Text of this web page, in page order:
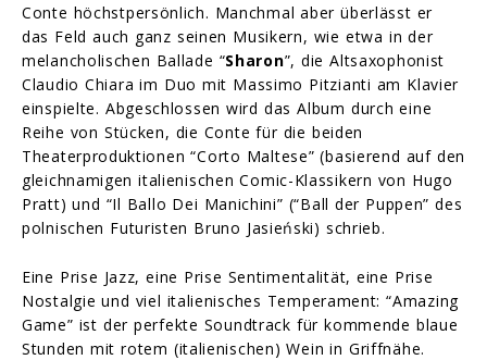
Conte höchstpersönlich. Manchmal aber überlässt er
das Feld auch ganz seinen Musikern, wie etwa in der
melancholischen Ballade “Sharon”, die Altsaxophonist
Claudio Chiara im Duo mit Massimo Pitzianti am Klavier
einspielte. Abgeschlossen wird das Album durch eine
Reihe von Stücken, die Conte für die beiden
Theaterproduktionen “Corto Maltese” (basierend auf den
gleichnamigen italienischen Comic-Klassikern von Hugo
Pratt) und “Il Ballo Dei Manichini” (“Ball der Puppen” des
polnischen Futuristen Bruno Jasieński) schrieb.
Eine Prise Jazz, eine Prise Sentimentalität, eine Prise
Nostalgie und viel italienisches Temperament: “Amazing
Game” ist der perfekte Soundtrack für kommende blaue
Stunden mit rotem (italienischen) Wein in Griffnähe.